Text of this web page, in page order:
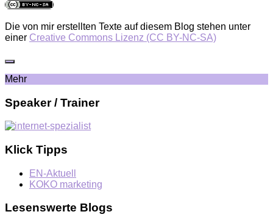
Die von mir erstellten Texte auf diesem Blog stehen unter
einer Creative Commons Lizenz (CC BY-NC-SA)
Mehr
Speaker / Trainer
Klick Tipps
EN-Aktuell
KOKO marketing
Lesenswerte Blogs